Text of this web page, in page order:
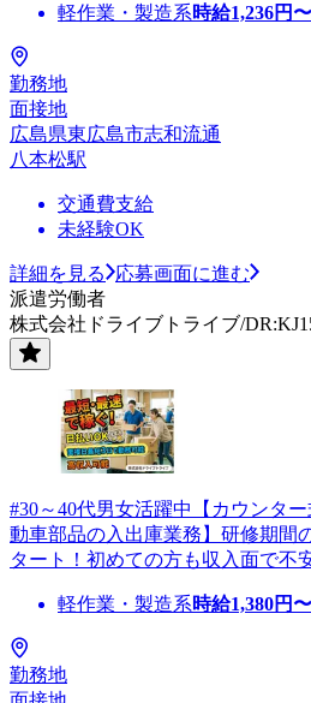
軽作業・製造系時給1,236円〜
勤務地
面接地
広島県東広島市志和流通
八本松駅
交通費支給
未経験OK
詳細を見る
応募画面に進む
派遣労働者
株式会社ドライブトライブ/
#30～40代男女活躍中【カウンタ
動車部品の入出庫業務】研修期間
タート！初めての方も収入面で不
軽作業・製造系時給1,380円〜
勤務地